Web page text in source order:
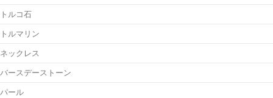
トルコ石
トルマリン
ネックレス
バースデーストーン
パール